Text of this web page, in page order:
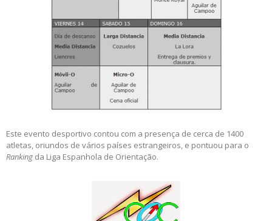
Este evento desportivo contou com a presença de cerca de 1400
atletas, oriundos de vários países estrangeiros, e pontuou para o
Ranking da Liga Espanhola de Orientação.